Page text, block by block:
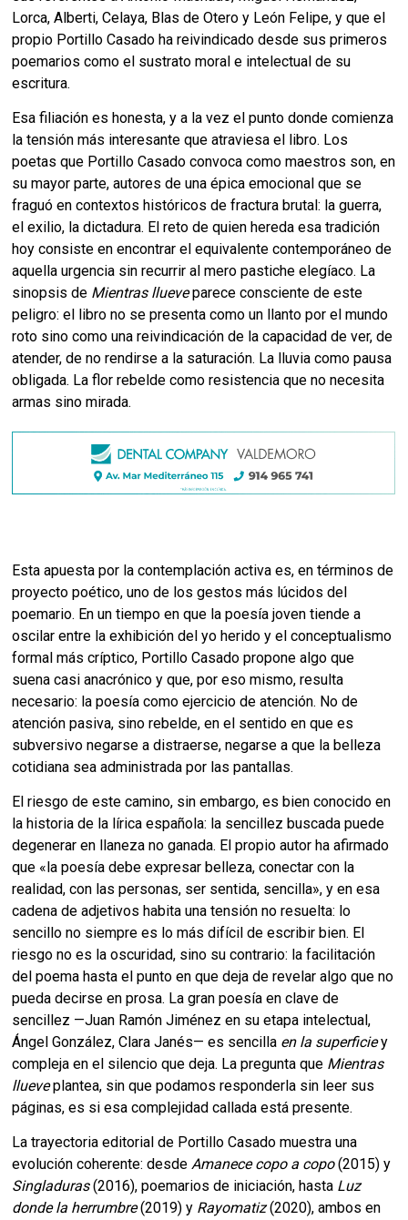
Lorca, Alberti, Celaya, Blas de Otero y León Felipe, y que el
propio Portillo Casado ha reivindicado desde sus primeros
poemarios como el sustrato moral e intelectual de su
escritura.
Esa filiación es honesta, y a la vez el punto donde comienza
la tensión más interesante que atraviesa el libro. Los
poetas que Portillo Casado convoca como maestros son, en
su mayor parte, autores de una épica emocional que se
fraguó en contextos históricos de fractura brutal: la guerra,
el exilio, la dictadura. El reto de quien hereda esa tradición
hoy consiste en encontrar el equivalente contemporáneo de
aquella urgencia sin recurrir al mero pastiche elegíaco. La
sinopsis de Mientras llueveparece consciente de este
peligro: el libro no se presenta como un llanto por el mundo
roto sino como una reivindicación de la capacidad de ver, de
atender, de no rendirse a la saturación. La lluvia como pausa
obligada. La flor rebelde como resistencia que no necesita
armas sino mirada.
Esta apuesta por la contemplación activa es, en términos de
proyecto poético, uno de los gestos más lúcidos del
poemario. En un tiempo en que la poesía joven tiende a
oscilar entre la exhibición del yo herido y el conceptualismo
formal más críptico, Portillo Casado propone algo que
suena casi anacrónico y que, por eso mismo, resulta
necesario: la poesía como ejercicio de atención. No de
atención pasiva, sino rebelde, en el sentido en que es
subversivo negarse a distraerse, negarse a que la belleza
cotidiana sea administrada por las pantallas.
El riesgo de este camino, sin embargo, es bien conocido en
la historia de la lírica española: la sencillez buscada puede
degenerar en llaneza no ganada. El propio autor ha afirmado
que «la poesía debe expresar belleza, conectar con la
realidad, con las personas, ser sentida, sencilla», y en esa
cadena de adjetivos habita una tensión no resuelta: lo
sencillo no siempre es lo más difícil de escribir bien. El
riesgo no es la oscuridad, sino su contrario: la facilitación
del poema hasta el punto en que deja de revelar algo que no
pueda decirse en prosa. La gran poesía en clave de
sencillez —Juan Ramón Jiménez en su etapa intelectual,
Ángel González, Clara Janés— es sencilla en la superficiey
compleja en el silencio que deja. La pregunta que Mientras
llueveplantea, sin que podamos responderla sin leer sus
páginas, es si esa complejidad callada está presente.
La trayectoria editorial de Portillo Casado muestra una
evolución coherente: desdeAmanece copo a copo(2015) y
Singladuras(2016), poemarios de iniciación, hasta Luz
donde la herrumbre(2019) y Rayomatiz(2020), ambos en